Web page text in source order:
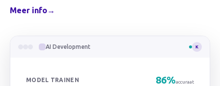
Meer info→
AI Development K
MODEL TRAINEN 94%accuraat